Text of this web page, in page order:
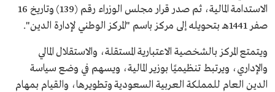
الاستدامة المالية، ثم صدر قرار مجلس الوزراء رقم (139) وتاريخ 16
صفر 1441هـ بتحويله إلى مركز باسم "المركز الوطني لإدارة الدين".
ويتمتع المركز بالشخصية الاعتبارية المستقلة، والاستقلال المالي
والإداري، ويرتبط تنظيميًا بوزير المالية، ويسهم في وضع سياسة
الدين العام للمملكة العربية السعودية وتطويرها، والقيام بمهام